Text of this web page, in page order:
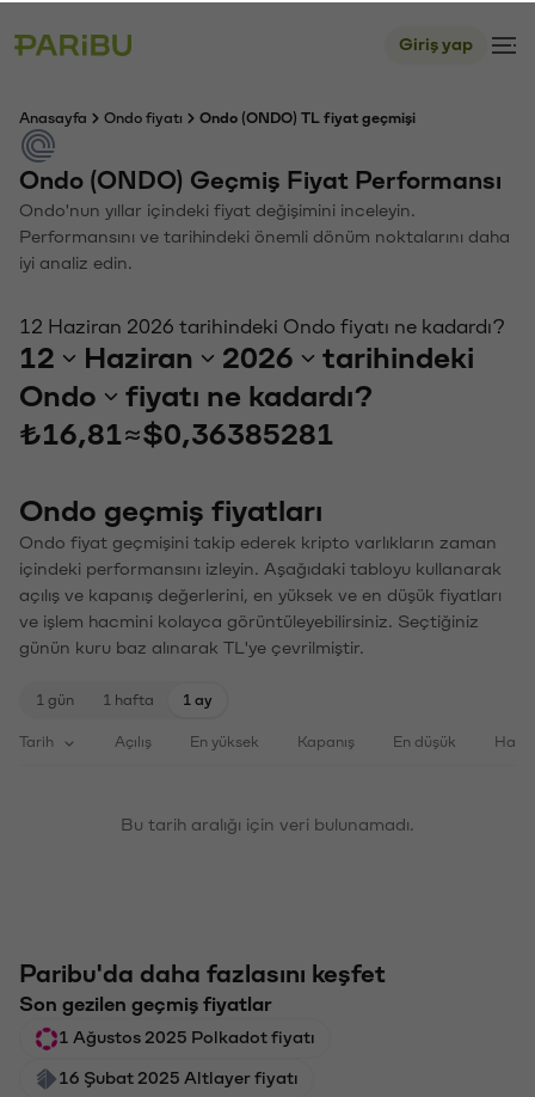
Giriş yap
Anasayfa Ondo fiyatı Ondo (ONDO) TL fiyat geçmişi
Ondo (ONDO) Geçmiş Fiyat Performansı
Ondo'nun yıllar içindeki fiyat değişimini inceleyin.
Performansını ve tarihindeki önemli dönüm noktalarını daha
iyi analiz edin.
12 Haziran 2026 tarihindeki Ondo fiyatı ne kadardı?
12 Haziran 2026
tarihindeki
Ondo
fiyatı ne kadardı?
₺16,81 ≈$0,36385281
Ondo geçmiş fiyatları
Ondo fiyat geçmişini takip ederek kripto varlıkların zaman
içindeki performansını izleyin. Aşağıdaki tabloyu kullanarak
açılış ve kapanış değerlerini, en yüksek ve en düşük fiyatları
ve işlem hacmini kolayca görüntüleyebilirsiniz. Seçtiğiniz
günün kuru baz alınarak TL'ye çevrilmiştir.
1 gün 1 hafta 1 ay
Tarih Açılış En yüksek Kapanış En düşük
Bu tarih aralığı için veri bulunamadı.
Paribu'da daha fazlasını keşfet
Son gezilen geçmiş fiyatlar
1 Ağustos 2025 Polkadot fiyatı
16 Şubat 2025 Altlayer fiyatı